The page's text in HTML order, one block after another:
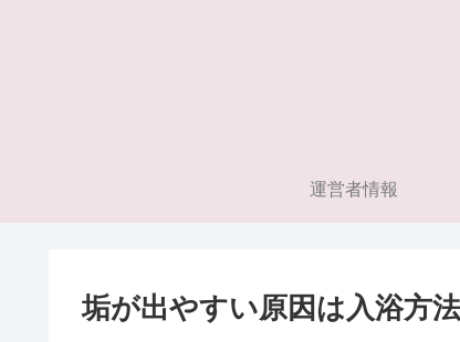
運営者情報
垢が出やすい原因は入浴方